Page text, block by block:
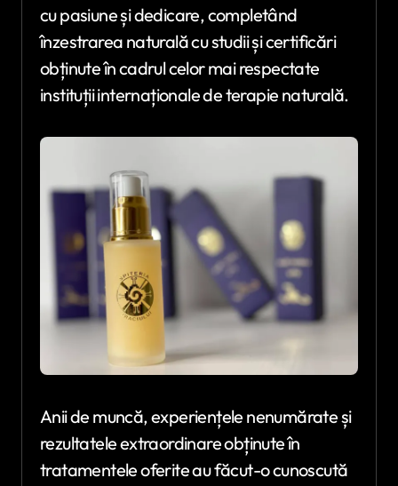
cu pasiune și dedicare, completând
înzestrarea naturală cu studii și certificări
obținute în cadrul celor mai respectate
instituții internaționale de terapie naturală.
Anii de muncă, experiențele nenumărate și
rezultatele extraordinare obținute în
tratamentele oferite au făcut-o cunoscută